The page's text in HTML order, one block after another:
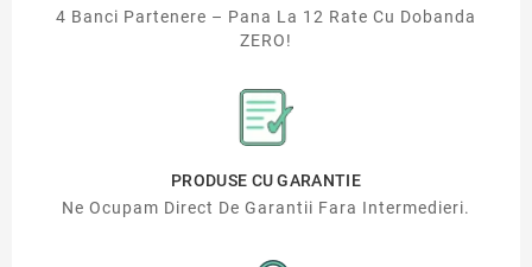
4 Banci Partenere – Pana La 12 Rate Cu Dobanda
ZERO!
PRODUSE CU GARANTIE
Ne Ocupam Direct De Garantii Fara Intermedieri.